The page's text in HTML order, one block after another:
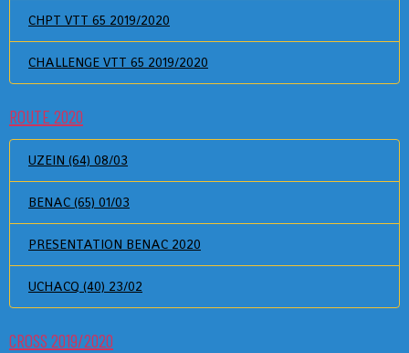
CHPT VTT 65 2019/2020
CHALLENGE VTT 65 2019/2020
ROUTE 2020
UZEIN (64) 08/03
BENAC (65) 01/03
PRESENTATION BENAC 2020
UCHACQ (40) 23/02
CROSS 2019/2020